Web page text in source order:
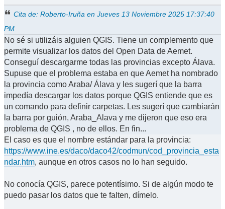
Cita de: Roberto-Iruña en Jueves 13 Noviembre 2025 17:37:40
PM
No sé si utilizáis alguien QGIS. Tiene un complemento que
permite visualizar los datos del Open Data de Aemet.
Conseguí descargarme todas las provincias excepto Álava.
Supuse que el problema estaba en que Aemet ha nombrado
la provincia como Araba/ Álava y les sugerí que la barra
impedía descargar los datos porque QGIS entiende que es
un comando para definir carpetas. Les sugerí que cambiarán
la barra por guión, Araba_Alava y me dijeron que eso era
problema de QGIS , no de ellos. En fin...
El caso es que el nombre estándar para la provincia:
https://www.ine.es/daco/daco42/codmun/cod_provincia_esta
ndar.htm, aunque en otros casos no lo han seguido.
No conocía QGIS, parece potentísimo. Si de algún modo te
puedo pasar los datos que te falten, dímelo.